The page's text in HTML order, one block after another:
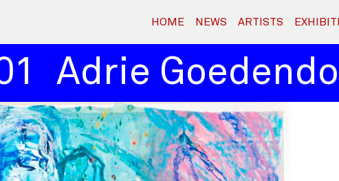
HOME NEWS ARTISTS
Adrie